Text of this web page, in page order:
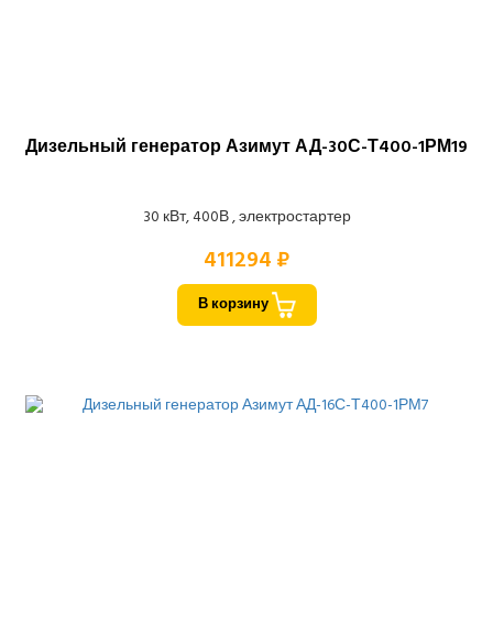
Дизельный генератор Азимут АД-30С-Т400-1РМ19
30 кВт, 400В , электростартер
411294 ₽
В корзину